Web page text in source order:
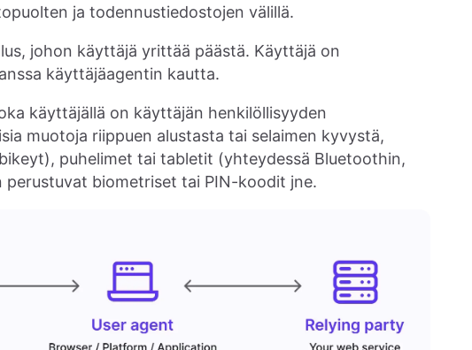
ja todennustiedostojen välillä.
johon käyttäjä yrittää päästä. Käyttäjä on
käyttäjäagentin kautta.
käyttäjällä on käyttäjän henkilöllisyyden
muotoja riippuen alustasta tai selaimen kyvystä,
puhelimet tai tabletit (yhteydessä Bluetoothin,
perustuvat biometriset tai PIN-koodit jne.